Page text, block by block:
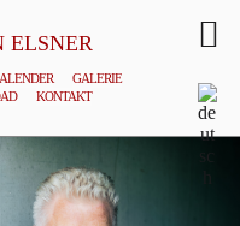
ELSNER
GALERIE
KONTAKT